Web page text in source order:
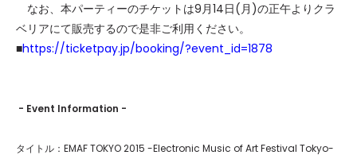
なお、本パーティーのチケットは9月14日(月)の正午よりクラ
ベリアにて販売するので是非ご利用ください。
■https://ticketpay.jp/booking/?event_id=1878
- Event Information -
タイトル：EMAF TOKYO 2015 -Electronic Music of Art Festival Tokyo-